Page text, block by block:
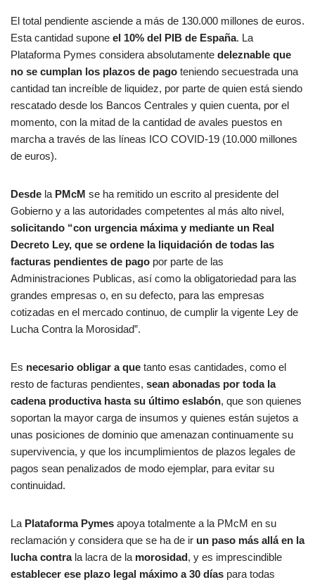
El total pendiente asciende a más de 130.000 millones de euros.
Esta cantidad supone el 10% del PIB de España. La
Plataforma Pymes considera absolutamente deleznable que
no se cumplan los plazos de pago teniendo secuestrada una
cantidad tan increíble de liquidez, por parte de quien está siendo
rescatado desde los Bancos Centrales y quien cuenta, por el
momento, con la mitad de la cantidad de avales puestos en
marcha a través de las líneas ICO COVID-19 (10.000 millones
de euros).
Desde la PMcM se ha remitido un escrito al presidente del
Gobierno y a las autoridades competentes al más alto nivel,
solicitando “con urgencia máxima y mediante un Real
Decreto Ley, que se ordene la liquidación de todas las
facturas pendientes de pago por parte de las
Administraciones Publicas, así como la obligatoriedad para las
grandes empresas o, en su defecto, para las empresas
cotizadas en el mercado continuo, de cumplir la vigente Ley de
Lucha Contra la Morosidad”.
Es necesario obligar a que tanto esas cantidades, como el
resto de facturas pendientes, sean abonadas por toda la
cadena productiva hasta su último eslabón, que son quienes
soportan la mayor carga de insumos y quienes están sujetos a
unas posiciones de dominio que amenazan continuamente su
supervivencia, y que los incumplimientos de plazos legales de
pagos sean penalizados de modo ejemplar, para evitar su
continuidad.
La Plataforma Pymes apoya totalmente a la PMcM en su
reclamación y considera que se ha de ir un paso más allá en la
lucha contra la lacra de la morosidad, y es imprescindible
establecer ese plazo legal máximo a 30 días para todas